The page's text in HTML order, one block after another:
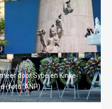
door Sybe en Kinke
(foto: ANP)